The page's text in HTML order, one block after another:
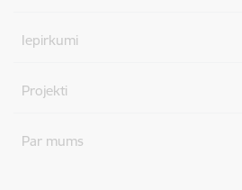
Iepirkumi
Projekti
Par mums